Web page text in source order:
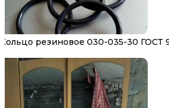
Кольцо резиновое 030-035-30 ГОСТ